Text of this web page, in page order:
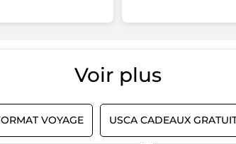
Voir plus​
VOYAGE USCA CADEAUX